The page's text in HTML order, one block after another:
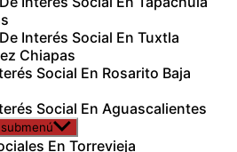
Interés Social En Tuxtla
Chiapas
Social En Rosarito Baja
Social En Aguascalientes
En Torrevieja